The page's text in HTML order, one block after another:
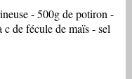
- 500g de potiron -
de fécule de maïs - sel